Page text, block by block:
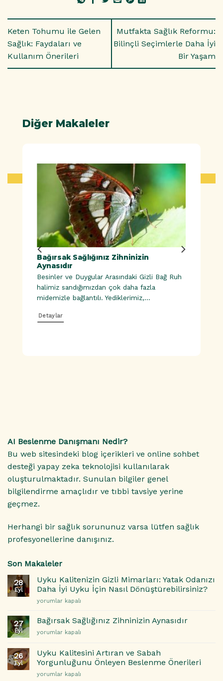
Keten Tohumu ile Gelen
Sağlık: Faydaları ve
Kullanım Önerileri
Mutfakta Sağlık Reformu:
Bilinçli Seçimlerle Daha İyi
Bir Yaşam
Diğer Makaleler
Bağırsak Sağlığınız Zihninizin
Aynasıdır
Besinler ve Duygular Arasındaki Gizli Bağ Ruh
halimiz sandığımızdan çok daha fazla
midemizle bağlantılı. Yediklerimiz,...
Detaylar
AI Beslenme Danışmanı Nedir?
Bu web sitesindeki blog içerikleri ve online sohbet
desteği yapay zeka teknolojisi kullanılarak
oluşturulmaktadır. Sunulan bilgiler genel
bilgilendirme amaçlıdır ve tıbbi tavsiye yerine
geçmez.
Herhangi bir sağlık sorununuz varsa lütfen sağlık
profesyonellerine danışınız.
Son Makaleler
28
Eyl
Uyku Kalitenizin Gizli Mimarları: Yatak Odanızı
Daha İyi Uyku İçin Nasıl Dönüştürebilirsiniz?
Uyku
Gizli
Mimarları:
Yatak
Daha
İyi
Uyku
İçin
yorumlar kapalı
27
Eyl
Bağırsak Sağlığınız Zihninizin Aynasıdır
Bağırsak
Zihninizin
Aynasıdır
için
yorumlar kapalı
26
Eyl
Uyku Kalitesini Artıran ve Sabah
Yorgunluğunu Önleyen Beslenme Önerileri
Uyku
yorumlar kapalı